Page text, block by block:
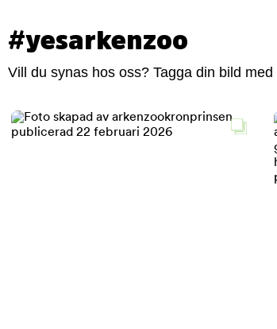
#yesarkenzoo
Vill du synas hos oss? Tagga din bild